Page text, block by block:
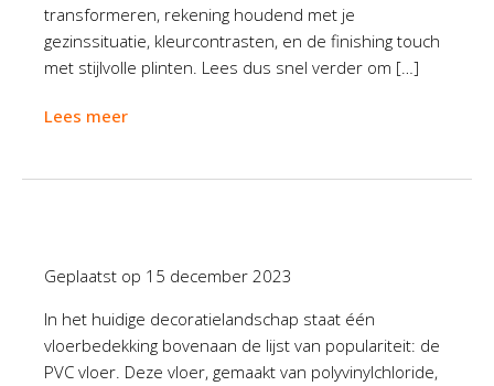
transformeren, rekening houdend met je
gezinssituatie, kleurcontrasten, en de finishing touch
met stijlvolle plinten. Lees dus snel verder om […]
Lees meer
Geplaatst op 15 december 2023
In het huidige decoratielandschap staat één
vloerbedekking bovenaan de lijst van populariteit: de
PVC vloer. Deze vloer, gemaakt van polyvinylchloride,